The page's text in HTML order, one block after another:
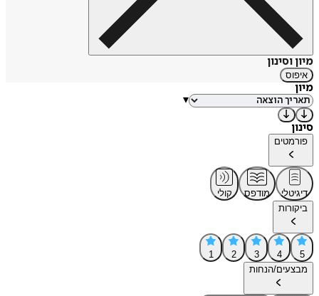
מיון וסינון
איפוס
מיון
▾
סינון
פורמטים
דיגיטלי מודפס
קולי
ביקורות
5
4
3
2
1
מבצעים/הנחות